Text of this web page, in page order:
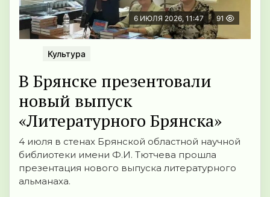
6 ИЮЛЯ 2026, 11:47 91
Культура
В Брянске презентовали
новый выпуск
«Литературного Брянска»
4 июля в стенах Брянской областной научной
библиотеки имени Ф.И. Тютчева прошла
презентация нового выпуска литературного
альманаха.